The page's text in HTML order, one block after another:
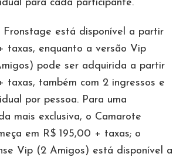
para cada participante.
Fronstage está disponível a partir
taxas, enquanto a versão Vip
pode ser adquirida a partir
taxas, também com 2 ingressos e
por pessoa. Para uma
mais exclusiva, o Camarote
em R$ 195,00 + taxas; o
Vip (2 Amigos) está disponível a